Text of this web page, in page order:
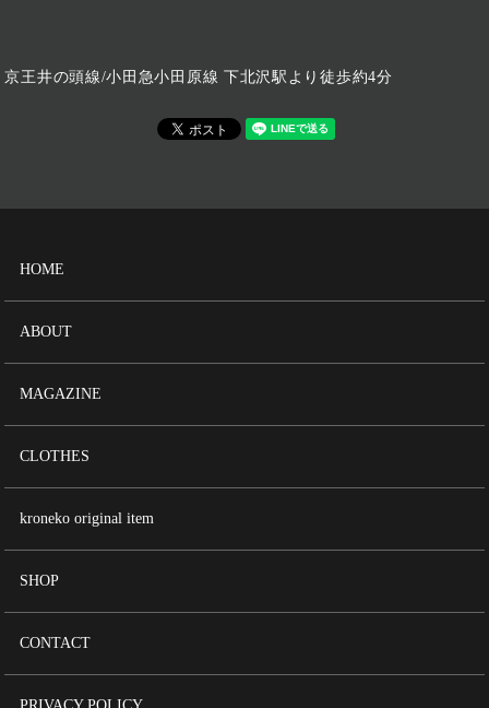
京王井の頭線/小田急小田原線 下北沢駅より徒歩約4分
HOME
ABOUT
MAGAZINE
CLOTHES
kroneko original item
SHOP
CONTACT